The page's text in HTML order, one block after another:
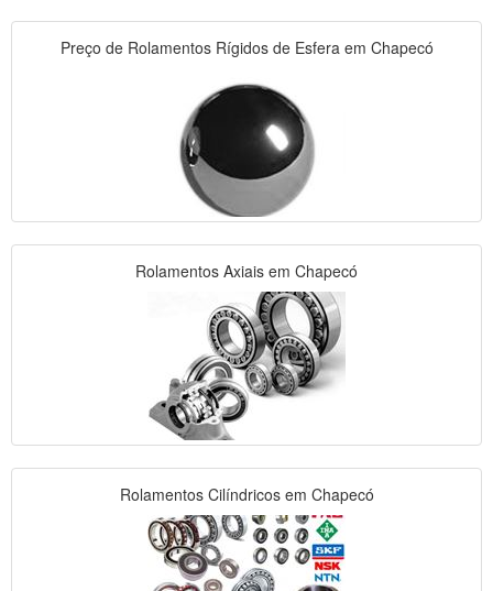
Preço de Rolamentos Rígidos de Esfera em Chapecó
Rolamentos Axiais em Chapecó
Rolamentos Cilíndricos em Chapecó